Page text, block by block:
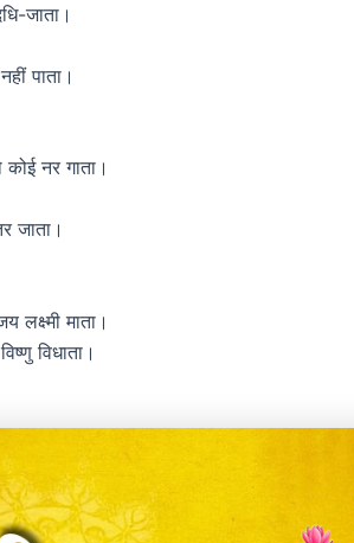
जाता।
पाता।
कोई नर गाता।
जाता।
लक्ष्मी माता।
विधाता।